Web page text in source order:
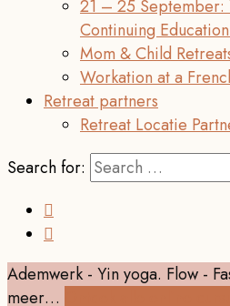
21 – 25 September:
Continuing
Mom & Child
Workation at a
Retreat partners
Retreat Locatie
Search for:
Ademwerk - Yin yoga. Flow -
meer…